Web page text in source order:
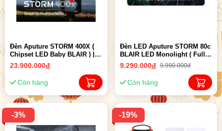
Đèn Aputure STORM 400X (
Chipset LED Baby BLAIR ) |
23.900.000đ
Còn hàng
Đèn LED Aputure STORM 80c
BLAIR LED Monolight ( Full
VAT )| Chính Hãng ( New 2024
)
9.290.000đ 9.990.000đ
Còn hàng
-3% -19%